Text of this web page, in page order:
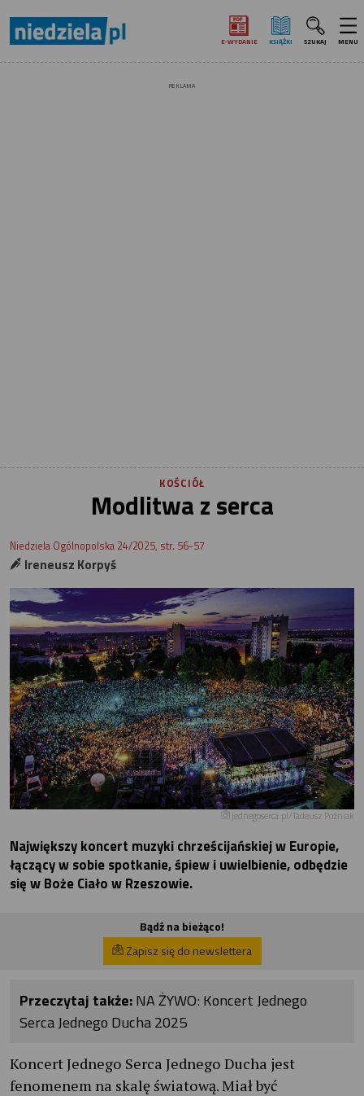
E‑WYDANIE KSIĄŻKI SZUKAJ MENU
REKLAMA
KOŚCIÓŁ
Modlitwa z serca
Niedziela Ogólnopolska 24/2025, str. 56-57
Ireneusz Korpyś
jednegoserca.pl/Tadeusz Poźniak
Największy koncert muzyki chrześcijańskiej w Europie,
łączący w sobie spotkanie, śpiew i uwielbienie, odbędzie
się w Boże Ciało w Rzeszowie.
Bądź na bieżąco!
Zapisz się do newslettera
Przeczytaj także:NA ŻYWO: Koncert Jednego
Serca Jednego Ducha 2025
Koncert Jednego Serca Jednego Ducha jest
fenomenem na skalę światową. Miał być